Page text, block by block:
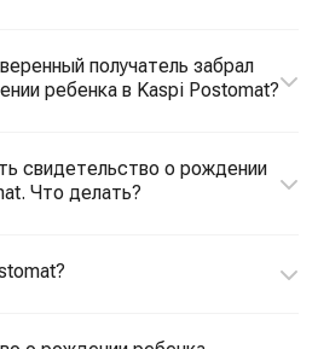
получатель забрал
ребенка в Kaspi Postomat?
свидетельство о рождении
Что делать?